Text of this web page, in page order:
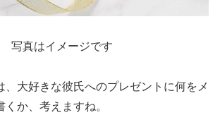
写真はイメージです
、大好きな彼氏へのプレゼントに何をメ
か、考えますね。